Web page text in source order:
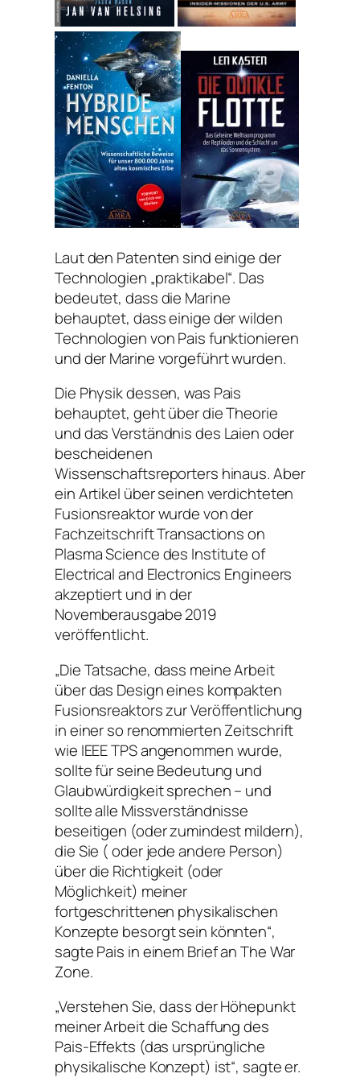
Laut den Patenten sind einige der
Technologien „praktikabel“. Das
bedeutet, dass die Marine
behauptet, dass einige der wilden
Technologien von Pais funktionieren
und der Marine vorgeführt wurden.
Die Physik dessen, was Pais
behauptet, geht über die Theorie
und das Verständnis des Laien oder
bescheidenen
Wissenschaftsreporters hinaus. Aber
ein Artikel über seinen verdichteten
Fusionsreaktor wurde von der
Fachzeitschrift Transactions on
Plasma Science des Institute of
Electrical and Electronics Engineers
akzeptiert und in der
Novemberausgabe 2019
veröffentlicht.
„Die Tatsache, dass meine Arbeit
über das Design eines kompakten
Fusionsreaktors zur Veröffentlichung
in einer so renommierten Zeitschrift
wie IEEE TPS angenommen wurde,
sollte für seine Bedeutung und
Glaubwürdigkeit sprechen – und
sollte alle Missverständnisse
beseitigen (oder zumindest mildern),
die Sie ( oder jede andere Person)
über die Richtigkeit (oder
Möglichkeit) meiner
fortgeschrittenen physikalischen
Konzepte besorgt sein könnten“,
sagte Pais in einem Brief an The War
Zone.
„Verstehen Sie, dass der Höhepunkt
meiner Arbeit die Schaffung des
Pais-Effekts (das ursprüngliche
physikalische Konzept) ist“, sagte er.